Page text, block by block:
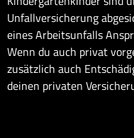
Unfallversicherung
eines Arbeitsunfalls
Wenn du auch privat
zusätzlich auch
deinen privaten